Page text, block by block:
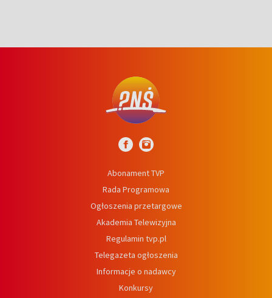
Abonament TVP
Rada Programowa
Ogłoszenia przetargowe
Akademia Telewizyjna
Regulamin tvp.pl
Telegazeta ogłoszenia
Informacje o nadawcy
Konkursy